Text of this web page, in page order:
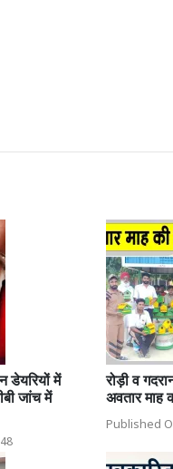
में
जांच में
रोड़ी व
अवतार माह
Published